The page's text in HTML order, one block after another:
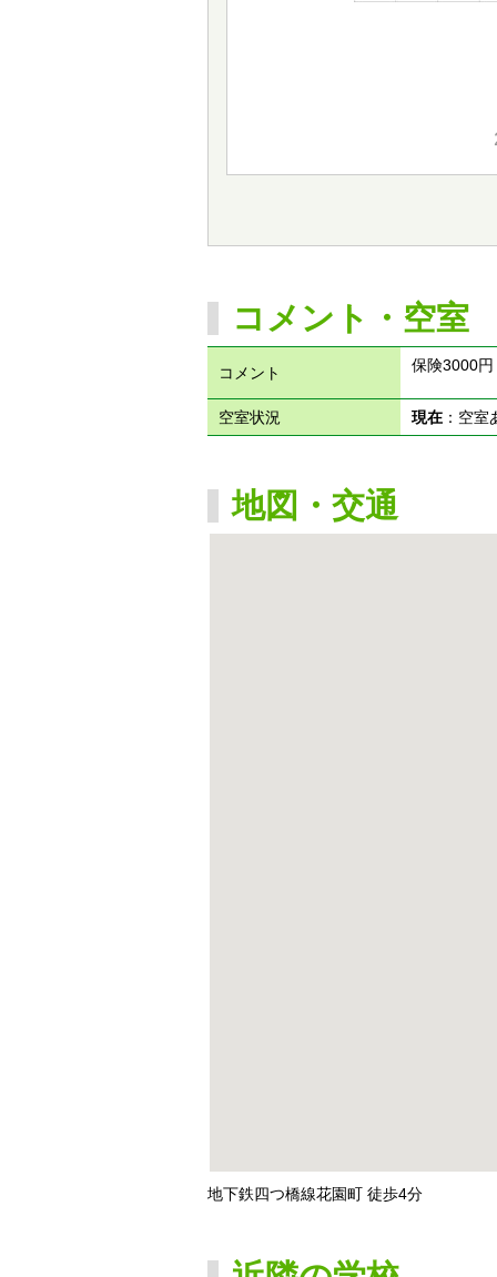
コメント・空室
コメント 保険3000
空室状況 現在：空
地図・交通
地下鉄四つ橋線花園町 徒歩4分